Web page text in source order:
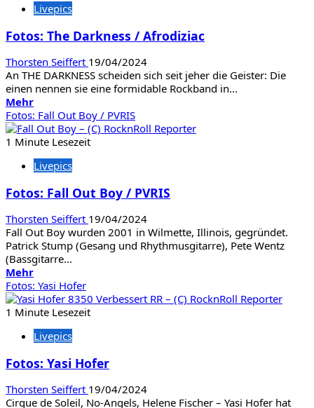
/
Last
Livepics
Fotos: The Darkness / Afrodiziac
Thorsten Seiffert 19/04/2024
An THE DARKNESS scheiden sich seit jeher die Geister: Die
einen nennen sie eine formidable Rockband in...
MehrMehr
Informationen
über
Fotos:
Darkness
Afrodiziac
Fotos: Fall Out Boy / PVRIS
1 Minute Lesezeit
Livepics
Fotos: Fall Out Boy / PVRIS
Thorsten Seiffert 19/04/2024
Fall Out Boy wurden 2001 in Wilmette, Illinois, gegründet.
Patrick Stump (Gesang und Rhythmusgitarre), Pete Wentz
(Bassgitarre...
MehrMehr
Informationen
über
Fotos:
Out
/
Fotos: Yasi Hofer
1 Minute Lesezeit
Livepics
Fotos: Yasi Hofer
Thorsten Seiffert 19/04/2024
Cirque de Soleil, No-Angels, Helene Fischer – Yasi Hofer hat